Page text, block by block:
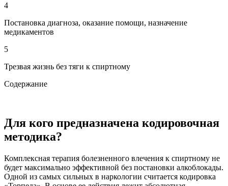
4
Постановка диагноза, оказание помощи, назначение
медикаментов
5
Трезвая жизнь без тяги к спиртному
Содержание
Для кого предназначена кодировочная
методика?
Комплексная терапия болезненного влечения к спиртному не
будет максимально эффективной без постановки алкоблокады.
Одной из самых сильных в наркологии считается кодировка